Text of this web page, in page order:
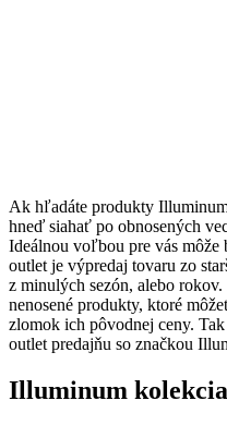
Ak hľadáte produkty
hneď siahať po obnosených
Ideálnou voľbou pre vás môže
outlet je výpredaj tovaru zo
z minulých sezón, alebo
nenosené produkty, ktoré
zlomok ich pôvodnej ceny.
outlet predajňu so značkou
Illuminum kolekcia